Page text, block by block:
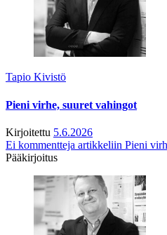
Tapio Kivistö
Pieni virhe, suuret vahingot
Kirjoitettu 5.6.2026
Ei kommentteja artikkeliin Pieni
Pääkirjoitus